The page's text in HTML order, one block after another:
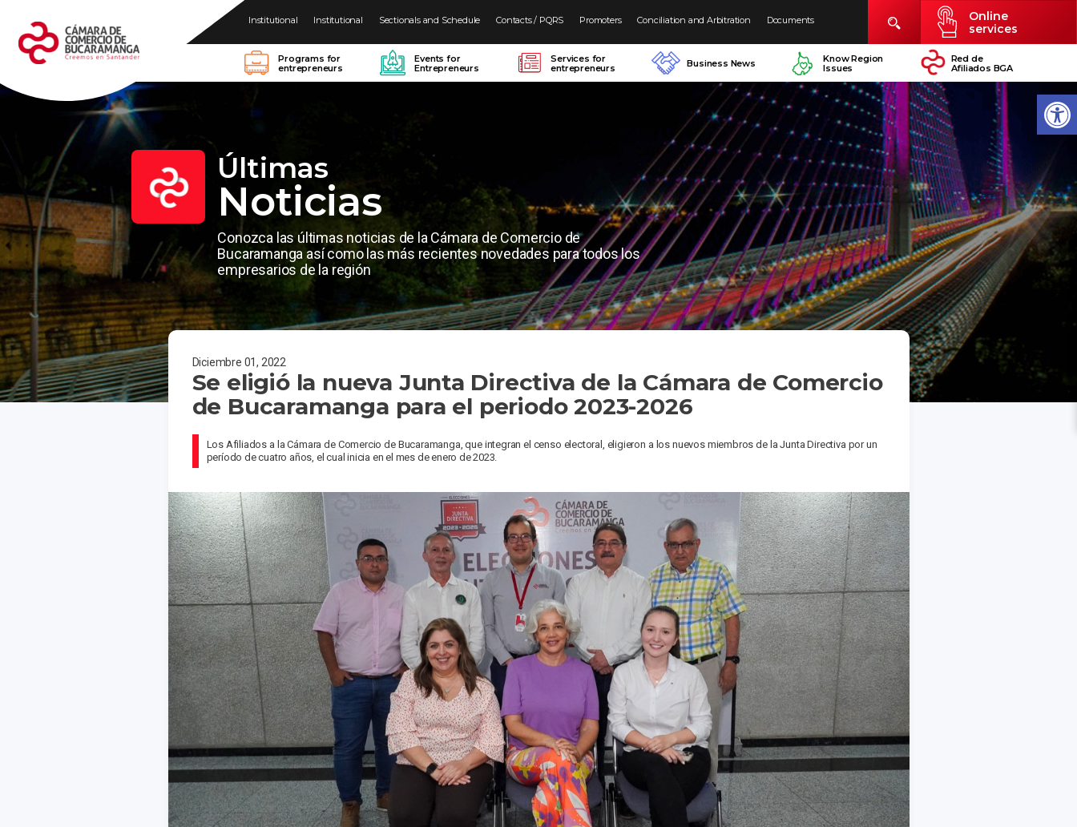
Institutional Institutional Sectionals and Schedule Contacts / PQRS Promoters Conciliation and Arbitration Documents
Online
services
Programs for
entrepreneurs
Events for
Entrepreneurs
Services for
entrepreneurs
Business News
Know Region
Issues
Red de
Afiliados BGA
Últimas
Noticias
Conozca las últimas noticias de la Cámara de Comercio de
Bucaramanga así como las más recientes novedades para todos los
empresarios de la región
Diciembre 01, 2022
Se eligió la nueva Junta Directiva de la Cámara de Comercio
de Bucaramanga para el periodo 2023-2026
Los Afiliados a la Cámara de Comercio de Bucaramanga, que integran el censo electoral, eligieron a los nuevos miembros de la Junta Directiva por un
período de cuatro años, el cual inicia en el mes de enero de 2023.